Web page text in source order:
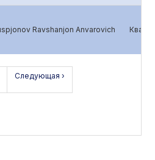
Ravshanjon Anvarovich
Следующая ›